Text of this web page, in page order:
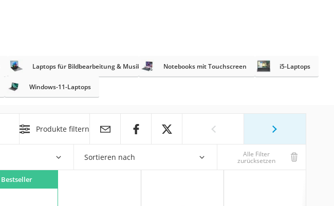
Laptops für Bildbearbeitung & MusikproduktionNotebooks mit Touchscreen i5-Laptops
Windows-11-Laptops
Produkte filtern
Sortieren nach Alle Filter
zurücksetzen
Bestseller